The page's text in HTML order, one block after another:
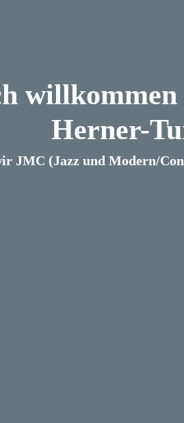
willkommen
Herner-
JMC (Jazz und Modern/